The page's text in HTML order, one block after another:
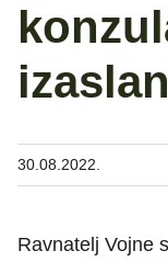
30.08.2022.
Ravnatelj Vojne